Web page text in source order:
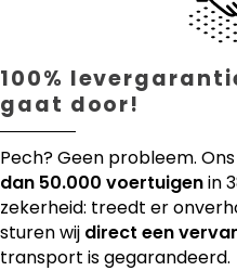
100%
gaat door!
Pech? Geen probleem. Ons
dan 50.000 voertuigenin
zekerheid: treedt er
sturen wij direct een
transport is gegarandeerd.